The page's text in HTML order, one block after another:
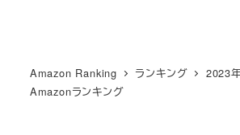
Amazon Ranking ランキング
2023
Amazonランキング